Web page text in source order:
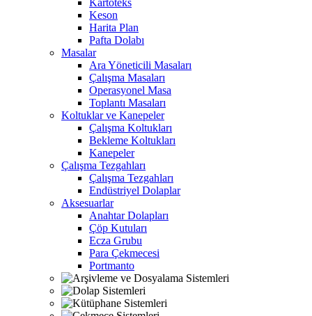
Kartoteks
Keson
Harita Plan
Pafta Dolabı
Masalar
Ara Yöneticili Masaları
Çalışma Masaları
Operasyonel Masa
Toplantı Masaları
Koltuklar ve Kanepeler
Çalışma Koltukları
Bekleme Koltukları
Kanepeler
Çalışma Tezgahları
Çalışma Tezgahları
Endüstriyel Dolaplar
Aksesuarlar
Anahtar Dolapları
Çöp Kutuları
Ecza Grubu
Para Çekmecesi
Portmanto